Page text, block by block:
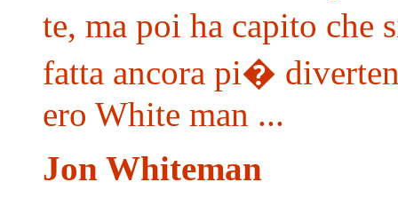
te, ma poi ha capito
fatta ancora pi�
ero White man ...
Jon Whiteman